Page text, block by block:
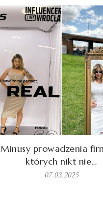
Minusy prowadzenia
których nikt nie…
07.03.2025